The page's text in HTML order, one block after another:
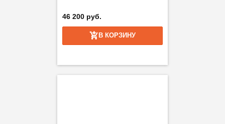
46 200 руб.
В КОРЗИНУ